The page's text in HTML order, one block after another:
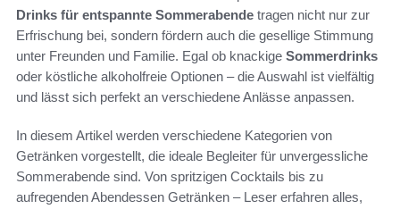
Drinks für entspannte Sommerabende tragen nicht nur zur
Erfrischung bei, sondern fördern auch die gesellige Stimmung
unter Freunden und Familie. Egal ob knackige Sommerdrinks
oder köstliche alkoholfreie Optionen – die Auswahl ist vielfältig
und lässt sich perfekt an verschiedene Anlässe anpassen.
In diesem Artikel werden verschiedene Kategorien von
Getränken vorgestellt, die ideale Begleiter für unvergessliche
Sommerabende sind. Von spritzigen Cocktails bis zu
aufregenden Abendessen Getränken – Leser erfahren alles,